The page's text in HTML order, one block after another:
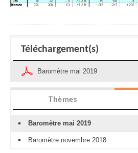
Téléchargement(s)
Baromètre mai 2019
Thèmes
Baromètre mai 2019
Baromètre novembre 2018